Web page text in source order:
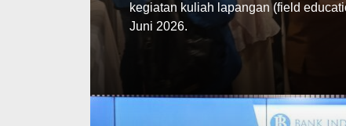
kegiatan kuliah lapangan (field
Juni 2026.